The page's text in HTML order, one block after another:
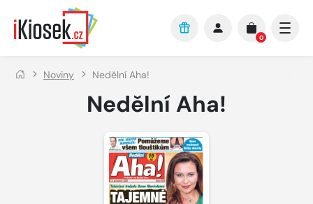
Přejít na hlavní obsah
0
Noviny Nedělní Aha!
Nedělní Aha!